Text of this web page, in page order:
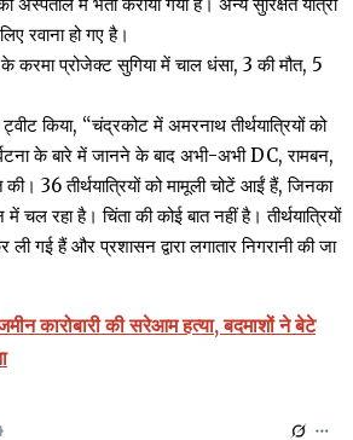
रवाना हो गए है।
करमा प्रोजेक्ट सुगिया में चाल धंसा, 3 की मौत, 5
किया, “चंद्रकोट में अमरनाथ तीर्थयात्रियों को
के बारे में जानने के बाद अभी-अभी DC, रामबन,
36 तीर्थयात्रियों को मामूली चोटें आईं हैं, जिनका
चल रहा है। चिंता की कोई बात नहीं है। तीर्थयात्रियों
गई हैं और प्रशासन द्वारा लगातार निगरानी की जा
कारोबारी की सरेआम हत्या, बदमाशों ने बेटे